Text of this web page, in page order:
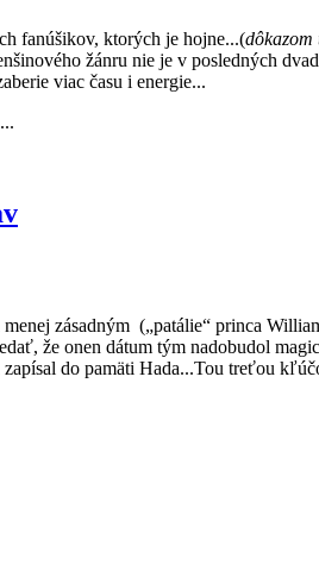
fanúšikov, ktorých je hojne...(dôkazom
žánru nie je v posledných
viac času i energie...
zásadným („patálie“ princa
že onen dátum tým nadobudol
do pamäti Hada...Tou treťou